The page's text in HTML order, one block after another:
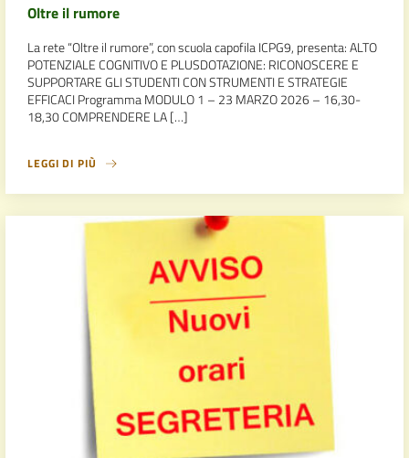
Oltre il rumore
La rete “Oltre il rumore”, con scuola capofila ICPG9, presenta: ALTO
POTENZIALE COGNITIVO E PLUSDOTAZIONE: RICONOSCERE E
SUPPORTARE GLI STUDENTI CON STRUMENTI E STRATEGIE
EFFICACI Programma MODULO 1 – 23 MARZO 2026 – 16,30-
18,30 COMPRENDERE LA […]
LEGGI DI PIÙ